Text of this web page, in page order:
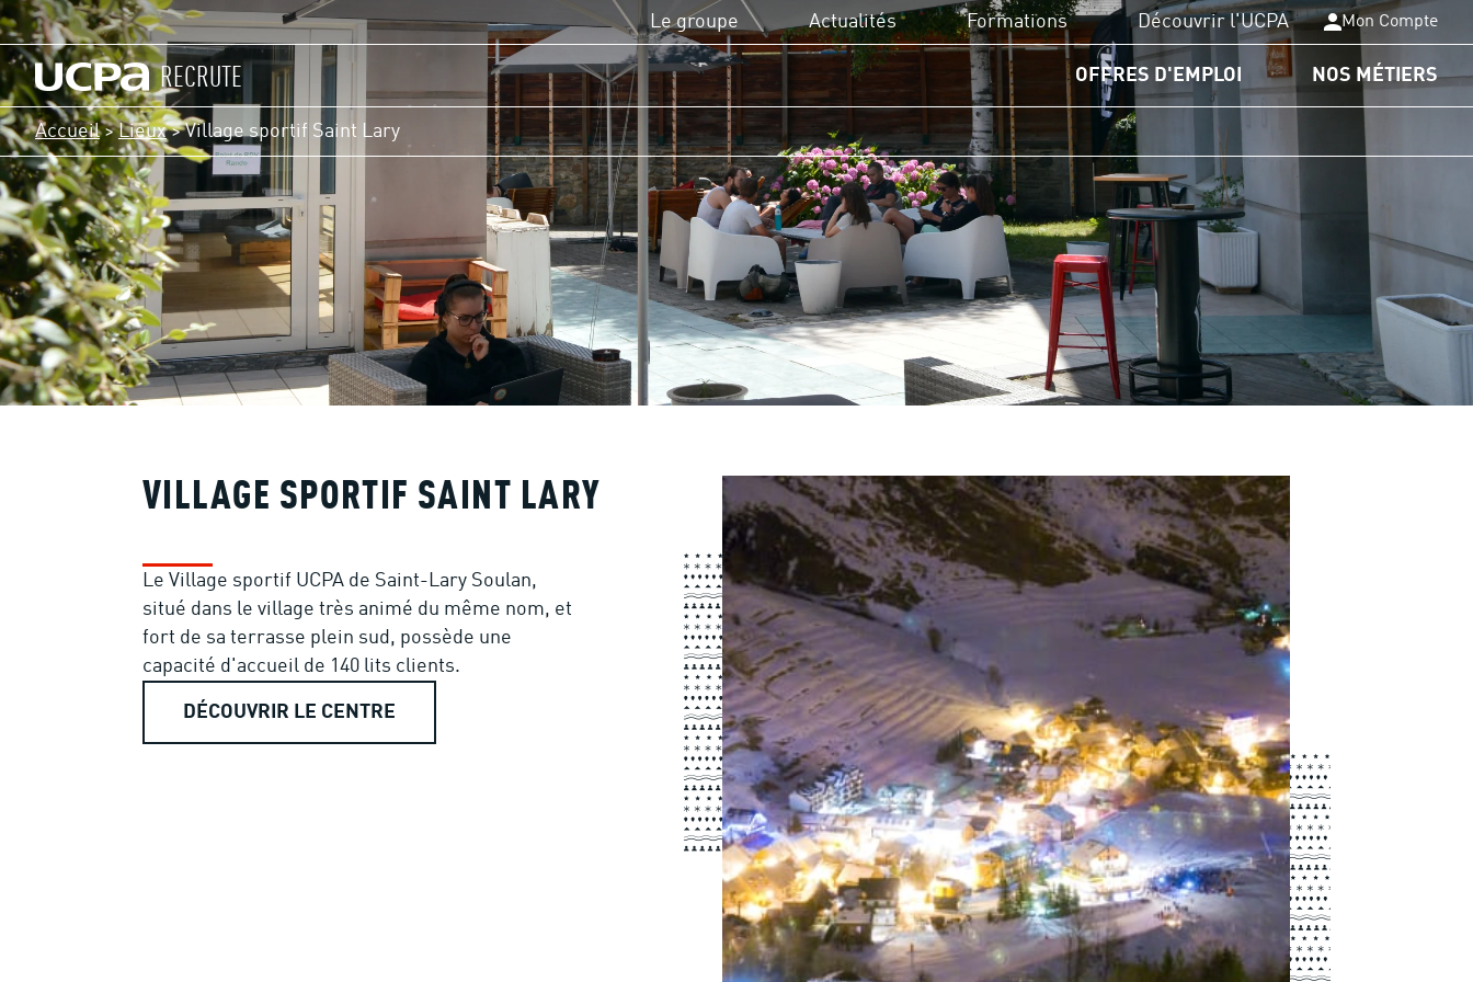
Le groupe
L'UCPA, c'est quoi ?
Utilité sociale de l'UCPA
Missions et valeurs
Transition écologique
Domaines d'activité
Actualités Formations
UCPA Formation
Diplômes du sport
Financements
Formations
Découvrir l'UCPA Mon Compte
RECRUTE OFFRES D'EMPLOI NOS MÉTIERS
Accueil>Lieux>Village sportif Saint Lary
VILLAGE SPORTIF SAINT LARY
Le Village sportif UCPA de Saint-Lary Soulan,
situé dans le village très animé du même nom, et
fort de sa terrasse plein sud, possède une
capacité d'accueil de 140 lits clients.
DÉCOUVRIR LE CENTRE